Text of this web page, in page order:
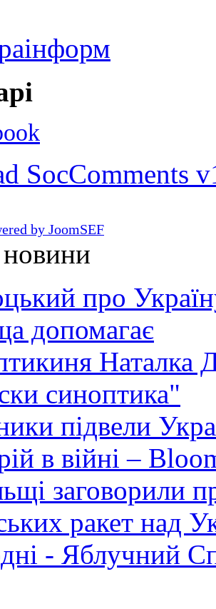
SocComments
by JoomSEF
про
допомагає
Наталка
синоптика"
підвели
в війні –
заговорили
ракет над
- Яблучний